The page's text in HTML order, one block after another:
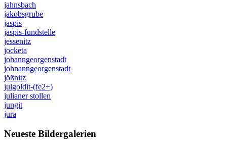
jahnsbach
jakobsgrube
jaspis
jaspis-fundstelle
jessenitz
jocketa
johanngeorgenstadt
johnanngeorgenstadt
jößnitz
julgoldit-(fe2+)
julianer stollen
jungit
jura
Neueste Bildergalerien